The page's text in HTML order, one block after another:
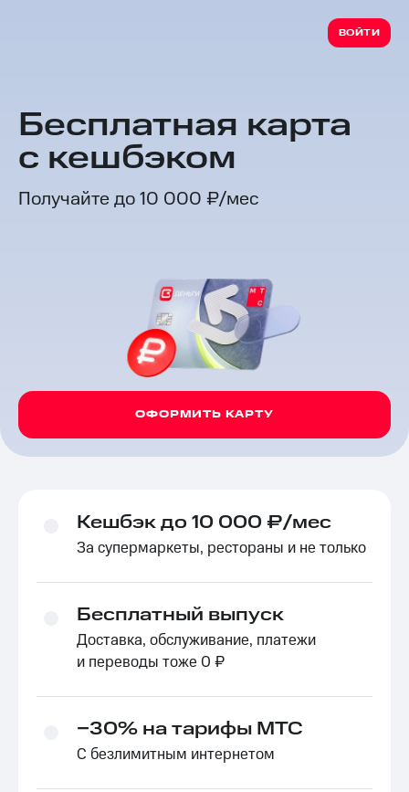
ВОЙТИ
Бесплатная карта
с кешбэком
Получайте до 10 000 ₽/мес
ОФОРМИТЬ КАРТУ
Кешбэк до 10 000 ₽/мес
За супермаркеты, рестораны и не только
Бесплатный выпуск
Доставка, обслуживание, платежи
и переводы тоже 0 ₽
−30% на тарифы МТС
С безлимитным интернетом